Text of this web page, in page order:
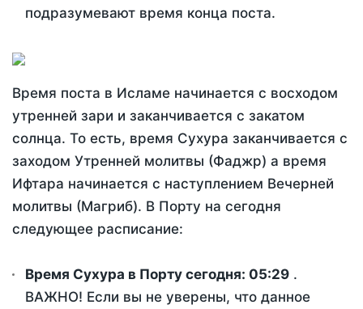
подразумевают время конца поста.
Время поста в Исламе начинается с восходом
утренней зари и заканчивается с закатом
солнца. То есть, время Сухура заканчивается с
заходом Утренней молитвы (Фаджр) а время
Ифтара начинается с наступлением Вечерней
молитвы (Магриб). В Порту на сегодня
следующее расписание:
Время Сухура в Порту сегодня: 05:29 .
ВАЖНО! Если вы не уверены, что данное